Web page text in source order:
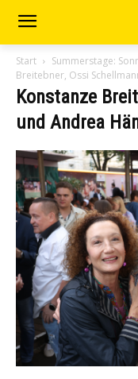
Start Summerstage:
Breitebner, Ossi
Konstanze
und Andrea